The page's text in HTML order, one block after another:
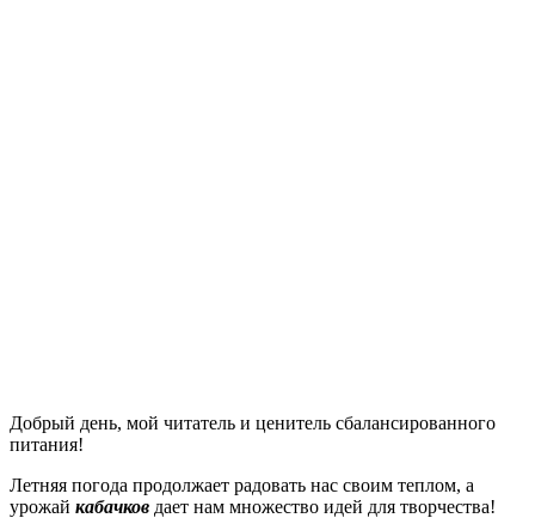
Добрый день, мой читатель и ценитель сбалансированного
питания!
Летняя погода продолжает радовать нас своим теплом, а
урожай кабачков дает нам множество идей для творчества!